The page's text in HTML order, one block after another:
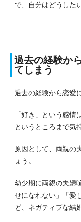
で、自分はどうした
過去の経験か
てしまう
過去の経験から恋愛
「好き」という感
というところまで気
原因として、 両親の
ょう。
幼少期に両親の夫婦
せになれない」「愛
ど、ネガティブな結